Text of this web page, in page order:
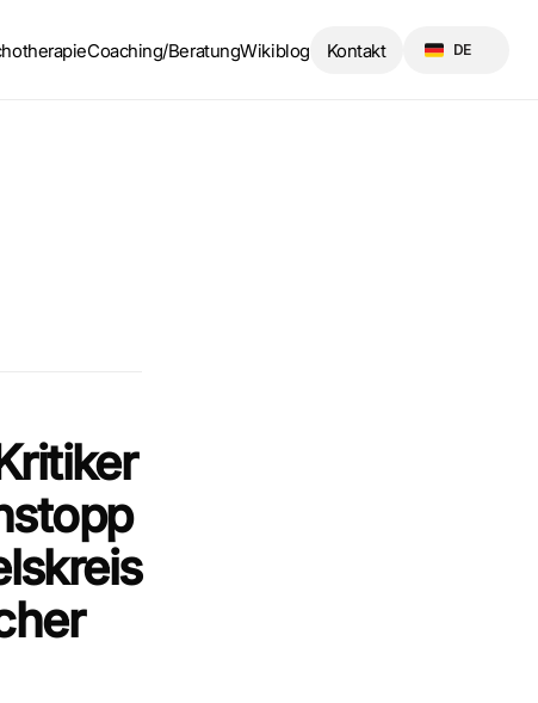
Coaching/BeratungWikiblog Kontakt DE